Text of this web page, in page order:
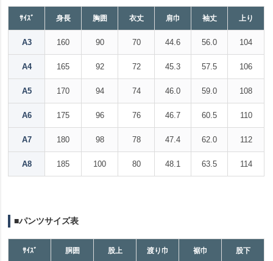
ｻｲｽﾞ 身長 胸囲 衣丈 肩巾 袖丈 上り
A3 160 90 70 44.6 56.0 104
A4 165 92 72 45.3 57.5 106
A5 170 94 74 46.0 59.0 108
A6 175 96 76 46.7 60.5 110
A7 180 98 78 47.4 62.0 112
A8 185 100 80 48.1 63.5 114
■パンツサイズ表
ｻｲｽﾞ 胴囲 股上 渡り巾 裾巾 股下